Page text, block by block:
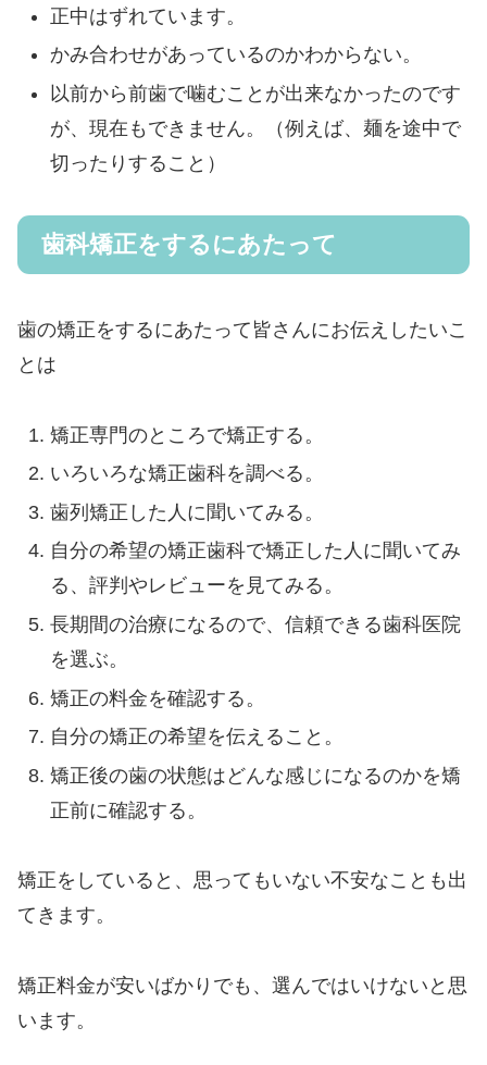
正中はずれています。
かみ合わせがあっているのかわからない。
以前から前歯で噛むことが出来なかったのです
が、現在もできません。（例えば、麺を途中で
切ったりすること）
歯科矯正をするにあたって
歯の矯正をするにあたって皆さんにお伝えしたいこ
とは
矯正専門のところで矯正する。
いろいろな矯正歯科を調べる。
歯列矯正した人に聞いてみる。
自分の希望の矯正歯科で矯正した人に聞いてみ
る、評判やレビューを見てみる。
長期間の治療になるので、信頼できる歯科医院
を選ぶ。
矯正の料金を確認する。
自分の矯正の希望を伝えること。
矯正後の歯の状態はどんな感じになるのかを矯
正前に確認する。
矯正をしていると、思ってもいない不安なことも出
てきます。
矯正料金が安いばかりでも、選んではいけないと思
います。